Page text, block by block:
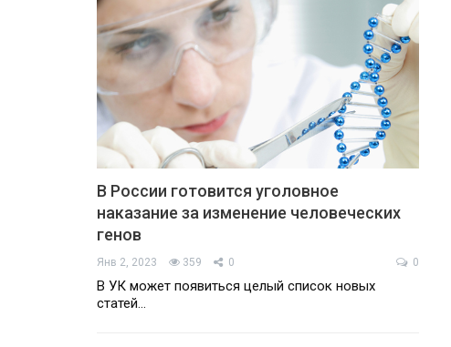
В России готовится уголовное
наказание за изменение человеческих
генов
Янв 2, 2023 359 0 0
В УК может появиться целый список новых
статей…